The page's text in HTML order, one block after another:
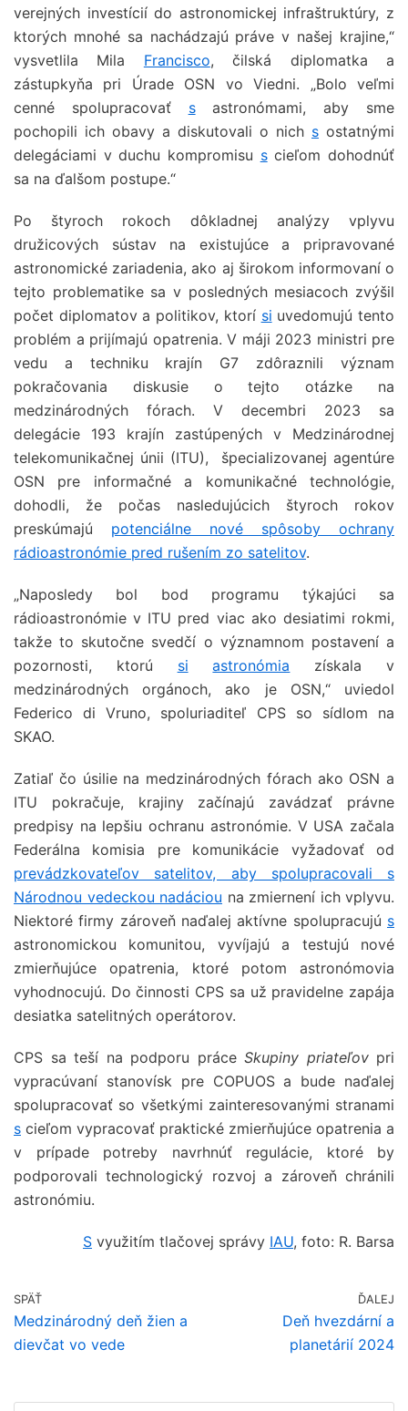
verejných investícií do astronomickej infraštruktúry, z
ktorých mnohé sa nachádzajú práve v našej krajine,“
vysvetlila Mila Francisco, čilská diplomatka a
zástupkyňa pri Úrade OSN vo Viedni. „Bolo veľmi
cenné spolupracovať sastronómami, aby sme
pochopili ich obavy a diskutovali o nich s ostatnými
delegáciami v duchu kompromisu scieľom dohodnúť
sa na ďalšom postupe.“
Po štyroch rokoch dôkladnej analýzy vplyvu
družicových sústav na existujúce a pripravované
astronomické zariadenia, ako aj širokom informovaní o
tejto problematike sa v posledných mesiacoch zvýšil
počet diplomatov a politikov, ktorí si uvedomujú tento
problém a prijímajú opatrenia. V máji 2023 ministri pre
vedu a techniku krajín G7 zdôraznili význam
pokračovania diskusie o tejto otázke na
medzinárodných fórach. V decembri 2023 sa
delegácie 193 krajín zastúpených v Medzinárodnej
telekomunikačnej únii (ITU), špecializovanej agentúre
OSN pre informačné a komunikačné technológie,
dohodli, že počas nasledujúcich štyroch rokov
preskúmajú potenciálne nové spôsoby ochrany
rádioastronómie pred rušením zo satelitov.
„Naposledy bol bod programu týkajúci sa
rádioastronómie v ITU pred viac ako desiatimi rokmi,
takže to skutočne svedčí o významnom postavení a
pozornosti, ktorú si astronómia získala v
medzinárodných orgánoch, ako je OSN,“ uviedol
Federico di Vruno, spoluriaditeľ CPS so sídlom na
SKAO.
Zatiaľ čo úsilie na medzinárodných fórach ako OSN a
ITU pokračuje, krajiny začínajú zavádzať právne
predpisy na lepšiu ochranu astronómie. V USA začala
Federálna komisia pre komunikácie vyžadovať od
prevádzkovateľov satelitov, aby spolupracovali s
Národnou vedeckou nadáciou na zmiernení ich vplyvu.
Niektoré firmy zároveň naďalej aktívne spolupracujú s
astronomickou komunitou, vyvíjajú a testujú nové
zmierňujúce opatrenia, ktoré potom astronómovia
vyhodnocujú. Do činnosti CPS sa už pravidelne zapája
desiatka satelitných operátorov.
CPS sa teší na podporu práce Skupiny priateľovpri
vypracúvaní stanovísk pre COPUOS a bude naďalej
spolupracovať so všetkými zainteresovanými stranami
s cieľom vypracovať praktické zmierňujúce opatrenia a
v prípade potreby navrhnúť regulácie, ktoré by
podporovali technologický rozvoj a zároveň chránili
astronómiu.
S využitím tlačovej správy IAU, foto: R. Barsa
SPÄŤ
Medzinárodný deň žien a
dievčat vo vede
ĎALEJ
Deň hvezdární a
planetárií 2024